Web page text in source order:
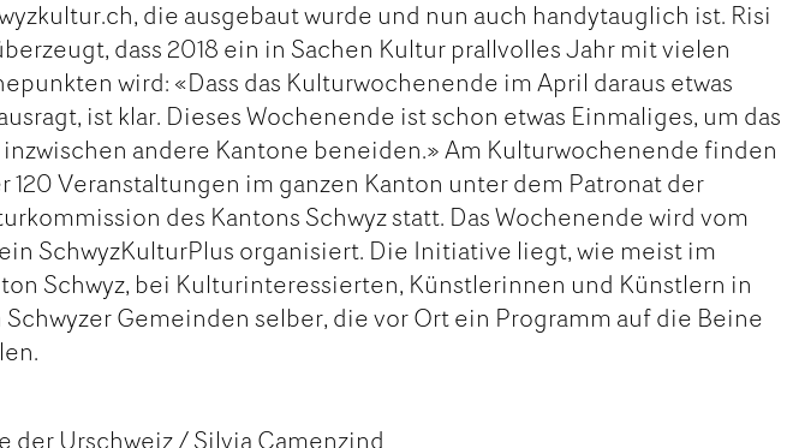
die ausgebaut wurde und nun auch handytauglich ist. Risi
dass 2018 ein in Sachen Kultur prallvolles Jahr mit vielen
wird: «Dass das Kulturwochenende im April daraus etwas
ist klar. Dieses Wochenende ist schon etwas Einmaliges, um das
inzwischen andere Kantone beneiden.» Am Kulturwochenende finden
120 Veranstaltungen im ganzen Kanton unter dem Patronat der
des Kantons Schwyz statt. Das Wochenende wird vom
SchwyzKulturPlus organisiert. Die Initiative liegt, wie meist im
Schwyz, bei Kulturinteressierten, Künstlerinnen und Künstlern in
Schwyzer Gemeinden selber, die vor Ort ein Programm auf die Beine
der Urschweiz / Silvia Camenzind